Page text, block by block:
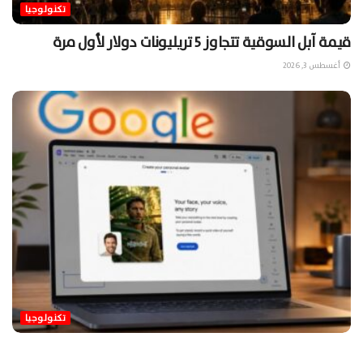
تكنولوجيا
قيمة آبل السوقية تتجاوز 5 تريليونات دولار لأول مرة
أغسطس 3, 2026
تكنولوجيا